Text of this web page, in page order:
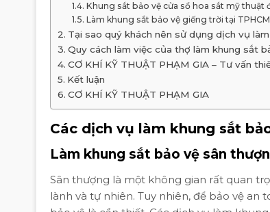
Khung sắt bảo vệ cửa sổ hoa sắt mỹ thuật
Làm khung sắt bảo vệ giếng trời tại TPHCM
Tại sao quý khách nên sử dụng dịch vụ
Quy cách làm việc của thợ làm khung sắt
CƠ KHÍ KỸ THUẬT PHẠM GIA – Tư vấn
Kết luận
CƠ KHÍ KỸ THUẬT PHẠM GIA
Các dịch vụ làm khung sắt
Làm khung sắt bảo vệ sân
Sân thượng là một không gian rất quan
lành và tự nhiên. Tuy nhiên, để bảo vệ